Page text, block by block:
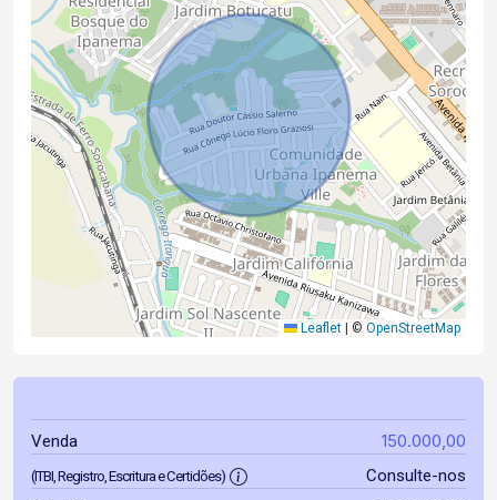
Leaflet © OpenStreetMap
Venda 150.000,00
(ITBI, Registro, Escritura e Certidões)
Consulte-nos